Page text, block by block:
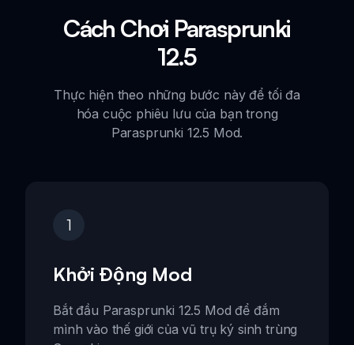
Cách Chơi Parasprunki
12.5
Thực hiện theo những bước này để tối đa
hóa cuộc phiêu lưu của bạn trong
Parasprunki 12.5 Mod.
1
Khởi Động Mod
Bắt đầu Parasprunki 12.5 Mod để đắm
mình vào thế giới của vũ trụ ký sinh trùng